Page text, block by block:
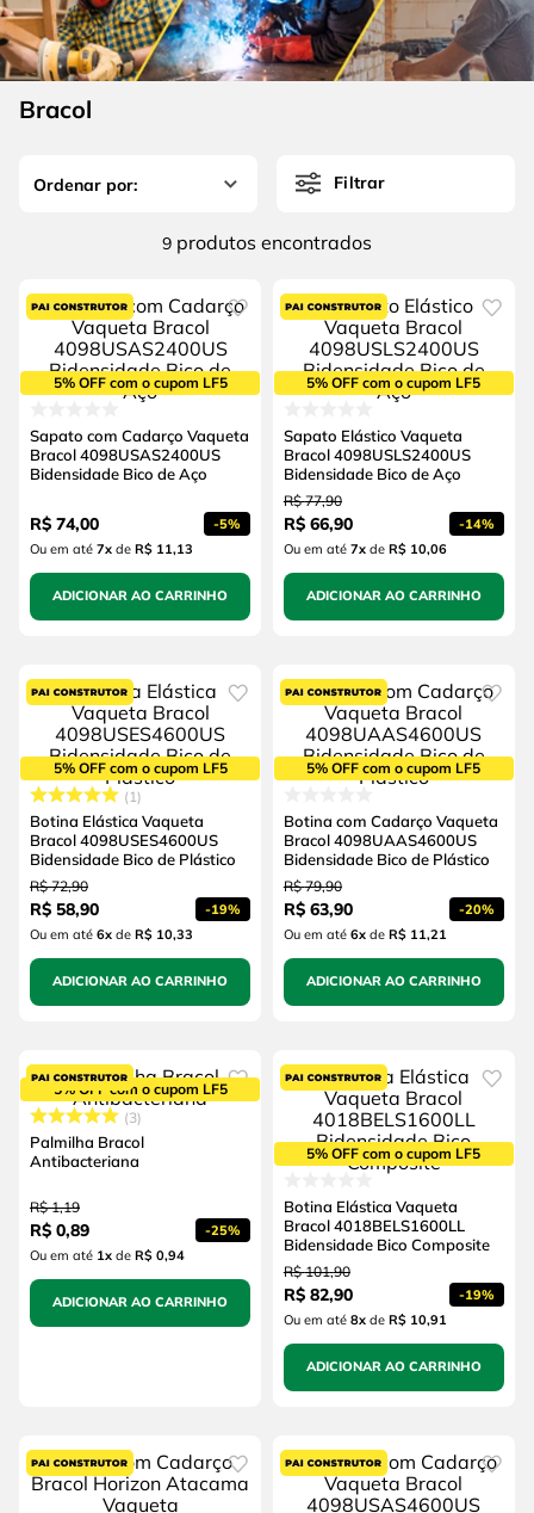
Bracol
Filtrar
9 produtos
5% OFF com o cupom LF5
Sapato com Cadarço Vaqueta
Bracol 4098USAS2400US
Bidensidade Bico de Aço
R$ 74,00 -5%
Ou em até 7xde R$ 11,13
ADICIONAR AO CARRINHO
5% OFF com o cupom LF5
Sapato Elástico Vaqueta
Bracol 4098USLS2400US
Bidensidade Bico de Aço
R$ 77,90
R$ 66,90 -14%
Ou em até 7xde R$ 10,06
ADICIONAR AO CARRINHO
5% OFF com o cupom LF5
1
Botina Elástica Vaqueta
Bracol 4098USES4600US
Bidensidade Bico de Plástico
R$ 72,90
R$ 58,90 -19%
Ou em até 6xde R$ 10,33
ADICIONAR AO CARRINHO
5% OFF com o cupom LF5
Botina com Cadarço Vaqueta
Bracol 4098UAAS4600US
Bidensidade Bico de Plástico
R$ 79,90
R$ 63,90 -20%
Ou em até 6xde R$ 11,21
ADICIONAR AO CARRINHO
5% OFF com o cupom LF5
3
Palmilha Bracol
Antibacteriana
R$ 1,19
R$ 0,89 -25%
Ou em até 1xde R$ 0,94
ADICIONAR AO CARRINHO
5% OFF com o cupom LF5
Botina Elástica Vaqueta
Bracol 4018BELS1600LL
Bidensidade Bico Composite
R$ 101,90
R$ 82,90 -19%
Ou em até 8xde R$ 10,91
ADICIONAR AO CARRINHO
6º fio
7º chave impacto
8º
serra copo
4 º escada
5º serra circular
º
disco corte